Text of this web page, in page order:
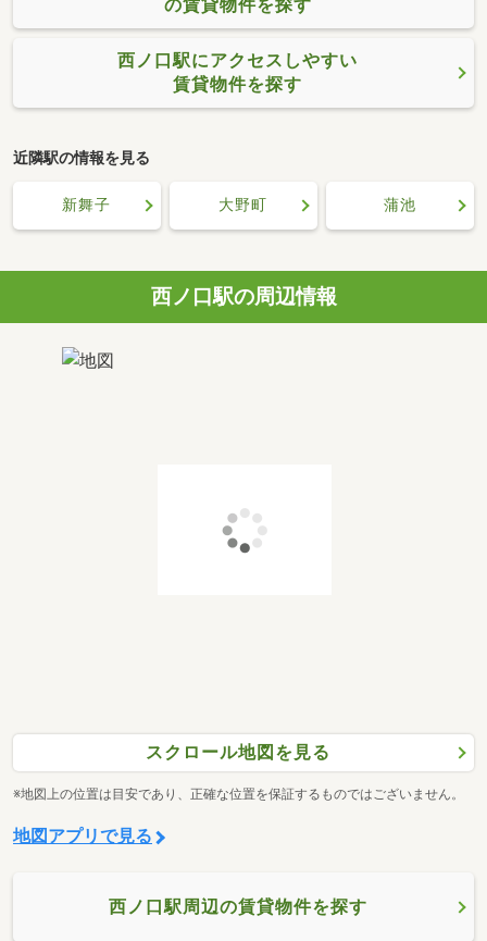
の賃貸物件を探す
西ノ口駅にアクセスしやすい
賃貸物件を探す
近隣駅の情報を見る
新舞子 大野町 蒲池
西ノ口駅の周辺情報
スクロール地図を見る
※地図上の位置は目安であり、正確な位置を保証するものではございません。
地図アプリで見る
西ノ口駅周辺の賃貸物件を探す